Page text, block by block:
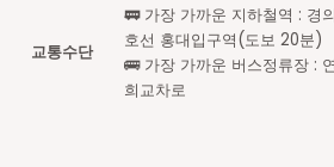
교통수단
🚃 가장 가까운 지하철역 : 경
호선 홍대입구역(도보 20분)
🚌 가장 가까운 버스정류장 :
희교차로